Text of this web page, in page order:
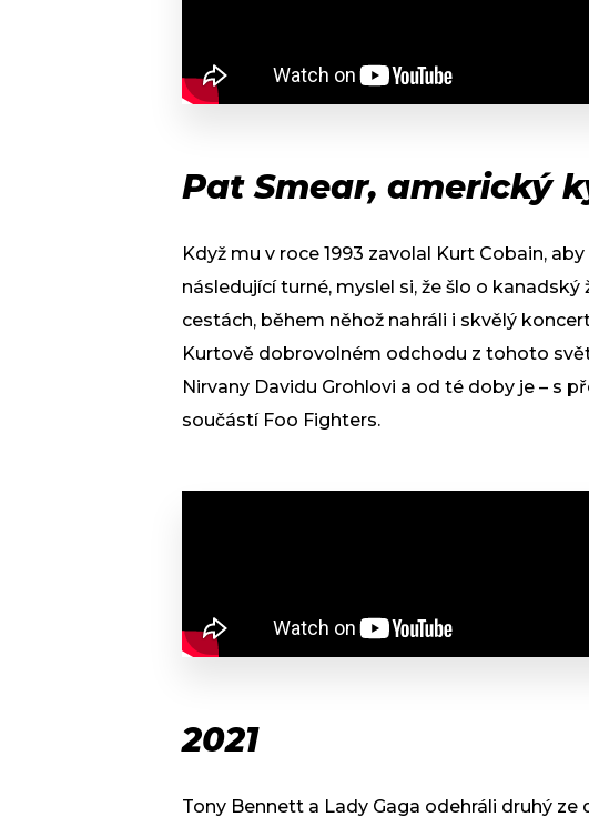
Pat Smear, americký
Když mu v roce 1993 zavolal Kurt Cobain,
následující turné, myslel si, že šlo o
cestách, během něhož nahráli i skvělý
Kurtově dobrovolném odchodu z tohoto
Nirvany Davidu Grohlovi a od té doby je – s
součástí Foo Fighters.
2021
Tony Bennett a Lady Gaga odehráli druhý